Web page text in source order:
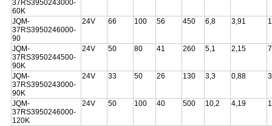
37RS3950243000-
60K
JQM-
37RS3950246000-
90
24V 66 100 56 450 6,8 3,91
JQM-
37RS3950244500-
90K
24V 50 80 41 260 5,1 2,15
JQM-
37RS3950243000-
90K
24V 33 50 26 130 3,3 0,88
JQM-
37RS3950246000-
120K
24V 50 100 40 500 10,2 4,19